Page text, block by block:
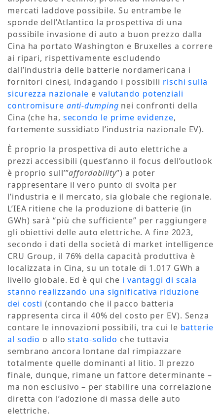
mercati laddove possibile. Su entrambe le
sponde dell’Atlantico la prospettiva di una
possibile invasione di auto a buon prezzo dalla
Cina ha portato Washington e Bruxelles a correre
ai ripari, rispettivamente escludendo
dall’industria delle batterie nordamericana i
fornitori cinesi, indagando i possibili rischi sulla
sicurezza nazionale e valutando potenziali
contromisure anti-dumping nei confronti della
Cina (che ha, secondo le prime evidenze,
fortemente sussidiato l’industria nazionale EV).
È proprio la prospettiva di auto elettriche a
prezzi accessibili (quest’anno il focus dell’outlook
è proprio sull’”affordability”) a poter
rappresentare il vero punto di svolta per
l’industria e il mercato, sia globale che regionale.
L’IEA ritiene che la produzione di batterie (in
GWh) sarà “più che sufficiente” per raggiungere
gli obiettivi delle auto elettriche. A fine 2023,
secondo i dati della società di market intelligence
CRU Group, il 76% della capacità produttiva è
localizzata in Cina, su un totale di 1.017 GWh a
livello globale. Ed è qui che i vantaggi di scala
stanno realizzando una significativa riduzione
dei costi (contando che il pacco batteria
rappresenta circa il 40% del costo per EV). Senza
contare le innovazioni possibili, tra cui le batterie
al sodio o allostato-solido che tuttavia
sembrano ancora lontane dal rimpiazzare
totalmente quelle dominanti al litio. Il prezzo
finale, dunque, rimane un fattore determinante –
ma non esclusivo – per stabilire una correlazione
diretta con l’adozione di massa delle auto
elettriche.